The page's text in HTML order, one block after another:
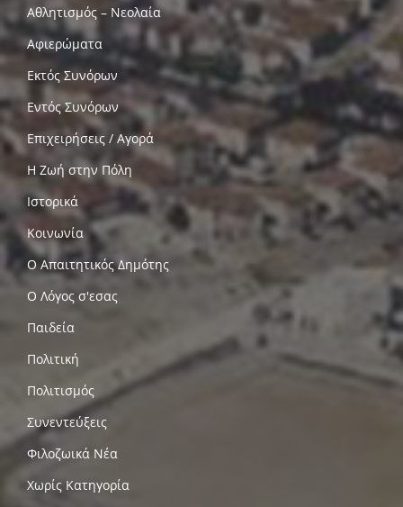
Αθλητισμός – Νεολαία
Αφιερώματα
Εκτός Συνόρων
Εντός Συνόρων
Επιχειρήσεις / Αγορά
Η Ζωή στην Πόλη
Ιστορικά
Κοινωνία
Ο Απαιτητικός Δημότης
Ο Λόγος σ'εσας
Παιδεία
Πολιτική
Πολιτισμός
Συνεντεύξεις
Φιλοζωικά Νέα
Χωρίς Κατηγορία